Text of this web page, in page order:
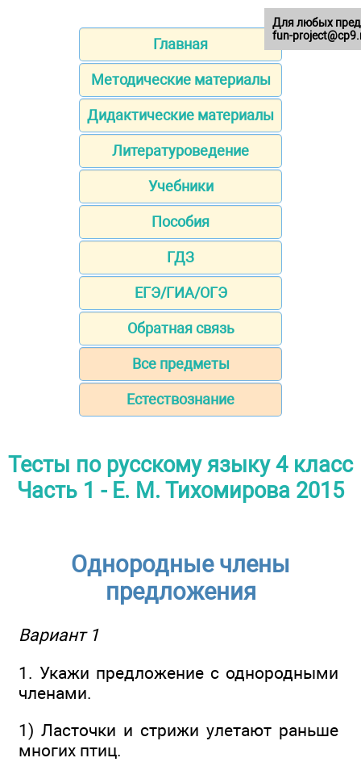
Главная
Методические материалы
Дидактические материалы
Литературоведение
Учебники
Пособия
ГДЗ
ЕГЭ/ГИА/ОГЭ
Обратная связь
Все предметы
Естествознание
Тесты по русскому языку 4 класс
Часть 1 - Е. М. Тихомирова 2015
Однородные члены
предложения
Вариант 1
1. Укажи предложение с однородными
членами.
1) Ласточки и стрижи улетают раньше
многих птиц.
Для любых
fun-